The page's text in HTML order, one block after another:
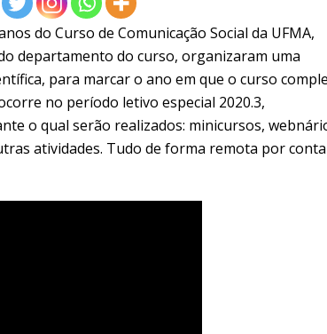
do Curso de Comunicação Social da UFMA,
departamento do curso, organizaram uma
para marcar o ano em que o curso
no período letivo especial 2020.3,
o qual serão realizados: minicursos,
atividades. Tudo de forma remota por conta